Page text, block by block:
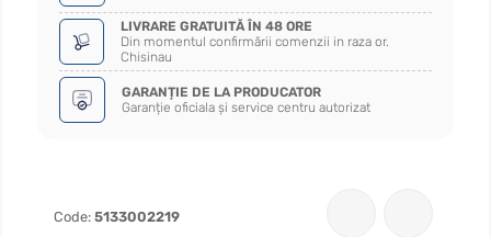
LIVRARE GRATUITĂ ÎN 48 ORE
Din momentul confirmării comenzii in raza or.
Chisinau
GARANȚIE DE LA PRODUCATOR
Garanție oficiala și service centru autorizat
Code: 5133002219